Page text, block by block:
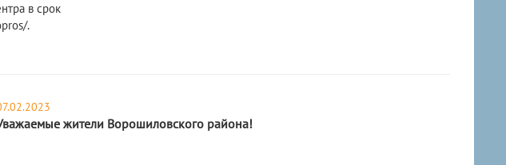
в срок
.
жители Ворошиловского района!